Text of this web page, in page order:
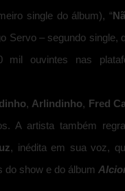
single do álbum), “
Servo – segundo single,
mil ouvintes nas
, Arlindinho, Fred
A artista também
, inédita em sua voz,
do show e do álbum